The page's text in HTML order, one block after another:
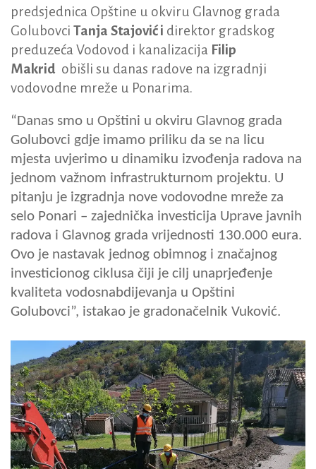
predsjednica Opštine u okviru Glavnog grada
Golubovci Tanja Stajović i direktor gradskog
preduzeća Vodovod i kanalizacija Filip
Makrid obišli su danas radove na izgradnji
vodovodne mreže u Ponarima.
“Danas smo u Opštini u okviru Glavnog grada
Golubovci gdje imamo priliku da se na licu
mjesta uvjerimo u dinamiku izvođenja radova na
jednom važnom infrastrukturnom projektu. U
pitanju je izgradnja nove vodovodne mreže za
selo Ponari – zajednička investicija Uprave javnih
radova i Glavnog grada vrijednosti 130.000 eura.
Ovo je nastavak jednog obimnog i značajnog
investicionog ciklusa čiji je cilj unaprjeđenje
kvaliteta vodosnabdijevanja u Opštini
Golubovci”, istakao je gradonačelnik Vuković.